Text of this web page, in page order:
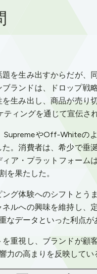
を生み出すからだが、
ランドは、ドロップ戦
生み出し、商品が売り
ィングを通じて宣伝さ
やOff-Whiteの
。消費者は、希少で垂
ア・プラットフォーム
を果たした。
グ体験へのシフトとう
ルへの興味を維持し、
データといった利点が
重視し、ブランドが顧
の高まりを反映してい